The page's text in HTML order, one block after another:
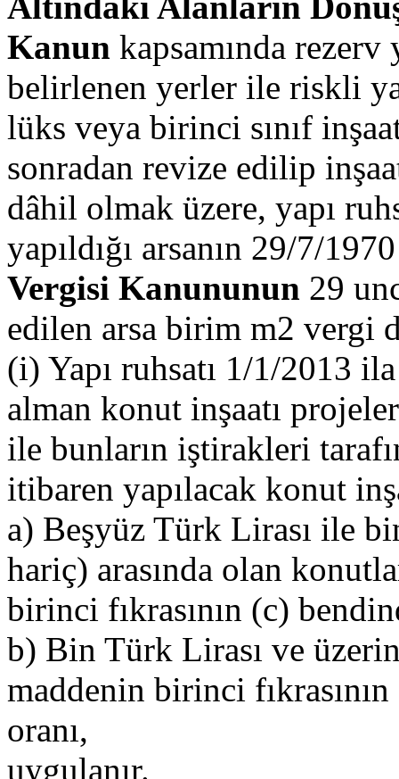
Kanun kapsamında
belirlenen yerler ile riskli
lüks veya birinci sınıf
sonradan revize edilip
dâhil olmak üzere, yapı
yapıldığı arsanın 29/7/
Vergisi Kanununun 29
edilen arsa birim m2 vergi
(i) Yapı ruhsatı 1/1/2013
alman konut inşaatı
ile bunların iştirakleri
itibaren yapılacak konut
a) Beşyüz Türk Lirası ile
hariç) arasında olan
birinci fıkrasının (c)
b) Bin Türk Lirası ve
maddenin birinci
oranı,
uygulanır.